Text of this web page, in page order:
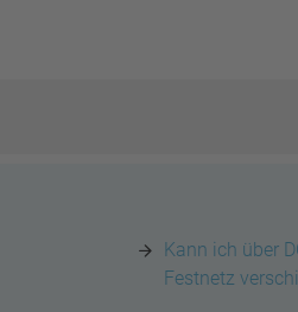
Kann ich über
Festnetz